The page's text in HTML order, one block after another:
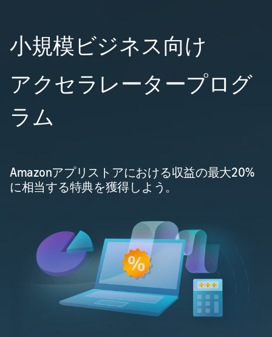
小規模ビジネス向け
アクセラレータープログ
ラム
Amazonアプリストアにおける収益の最大20%
に相当する特典を獲得しよう。